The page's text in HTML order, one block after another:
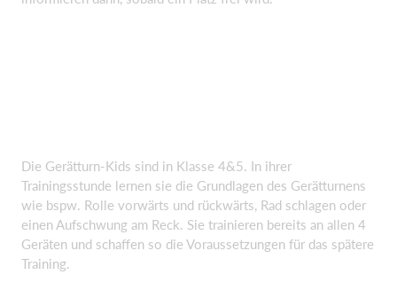
Die Gerätturn-Kids sind in Klasse 4&5. In ihrer
Trainingsstunde lernen sie die Grundlagen des Gerätturnens
wie bspw. Rolle vorwärts und rückwärts, Rad schlagen oder
einen Aufschwung am Reck. Sie trainieren bereits an allen 4
Geräten und schaffen so die Voraussetzungen für das spätere
Training.